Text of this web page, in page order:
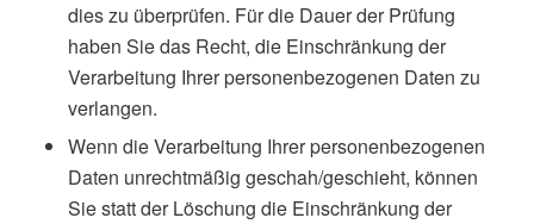
dies zu überprüfen. Für die Dauer der Prüfung
haben Sie das Recht, die Einschränkung der
Verarbeitung Ihrer personenbezogenen Daten zu
verlangen.
Wenn die Verarbeitung Ihrer personenbezogenen
Daten unrechtmäßig geschah/geschieht, können
Sie statt der Löschung die Einschränkung der